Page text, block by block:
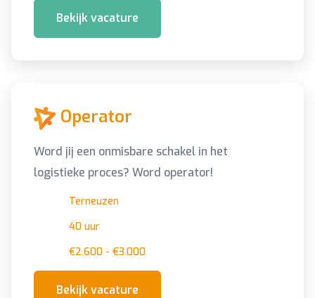
Bekijk vacature
Operator
Word jij een onmisbare schakel in het
logistieke proces? Word operator!
Terneuzen
40 uur
€2.600 - €3.000
Bekijk vacature